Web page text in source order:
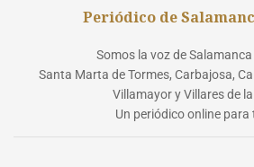
Periódico de
Somos la voz de
Santa Marta de Tormes, Carbajosa,
Villamayor y Villares de
Un periódico online para